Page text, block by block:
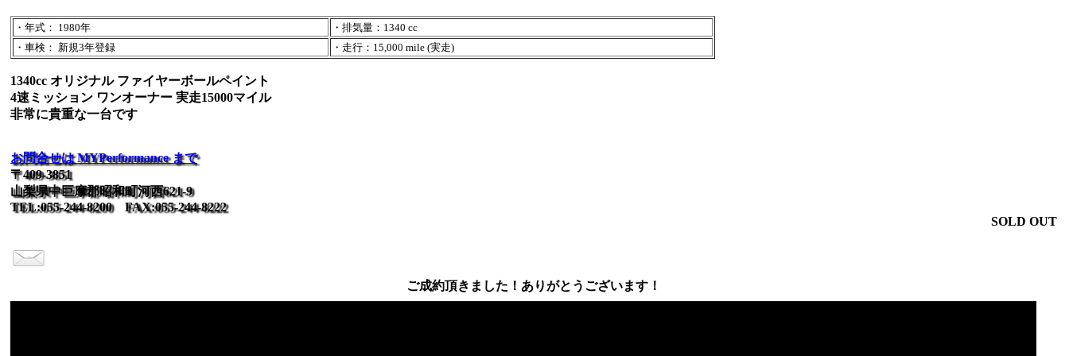
・年式： 1980年
・排気量：1340 cc
・車検： 新規3年登録
・走行：15,000 mile (実走)
1340cc オリジナル ファイヤーボールペイント
4速ミッション ワンオーナー 実走15000マイル
非常に貴重な一台です
お問合せは MYPerformance まで
〒409-3851
山梨県中巨摩郡昭和町河西621-9
TEL:055-244-8200 FAX:055-244-8222
SOLD OUT
ご成約頂きました！ありがとうございます！